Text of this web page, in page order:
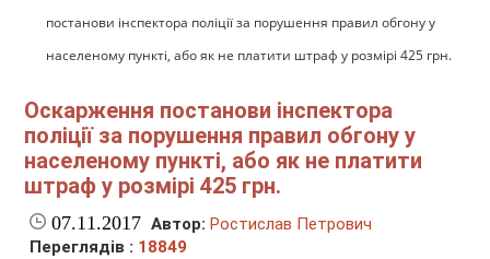
постанови інспектора поліції за порушення правил обгону у
населеному пункті, або як не платити штраф у розмірі 425 грн.
Оскарження постанови інспектора
поліції за порушення правил обгону у
населеному пункті, або як не платити
штраф у розмірі 425 грн.
07.11.2017 Автор: Ростислав Петрович
Переглядів : 18849